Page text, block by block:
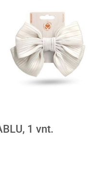
1 vnt.